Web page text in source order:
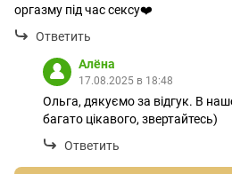
оргазму під час сексу❤️
Ответить
Алёна
17.08.2025 в 18:48
Ольга, дякуємо за відгук. В
багато цікавого, звертайтесь)
Ответить